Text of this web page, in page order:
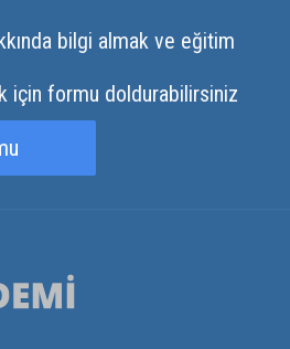
bilgi almak ve eğitim
için formu doldurabilirsiniz